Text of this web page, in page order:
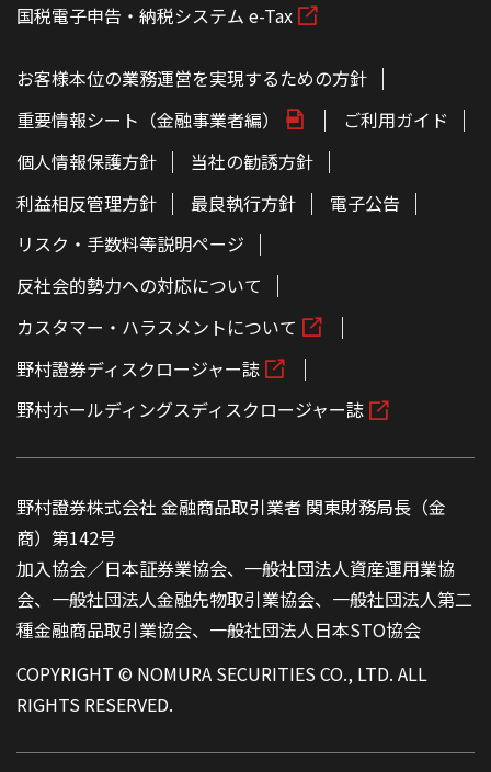
国税電子申告・納税システム e-Tax
お客様本位の業務運営を実現するための方針
重要情報シート（金融事業者編）
ご利用ガイド
個人情報保護方針
当社の勧誘方針
利益相反管理方針
最良執行方針
電子公告
リスク・手数料等説明ページ
反社会的勢力への対応について
カスタマー・ハラスメントについて
野村證券ディスクロージャー誌
野村ホールディングスディスクロージャー誌
野村證券株式会社 金融商品取引業者 関東財務局長（金
商）第142号
加入協会／日本証券業協会、一般社団法人資産運用業協
会、一般社団法人金融先物取引業協会、一般社団法人第二
種金融商品取引業協会、一般社団法人日本STO協会
COPYRIGHT © NOMURA SECURITIES CO., LTD. ALL
RIGHTS RESERVED.